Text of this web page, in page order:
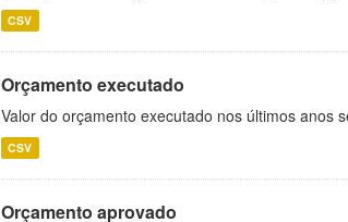
CSV
Orçamento executado
Valor do orçamento executado nos últimos anos
CSV
Orçamento aprovado